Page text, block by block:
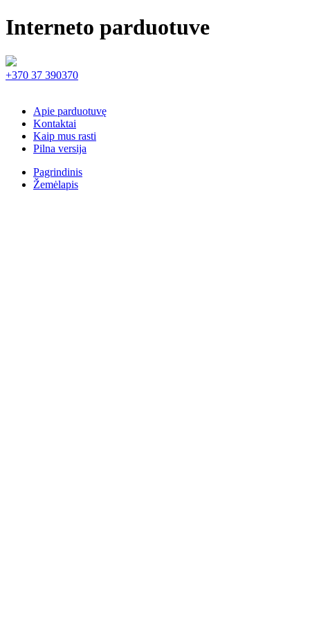
Interneto parduotuve
+370 37 390370
Apie parduotuvę
Kontaktai
Kaip mus rasti
Pilna versija
Pagrindinis
Žemėlapis